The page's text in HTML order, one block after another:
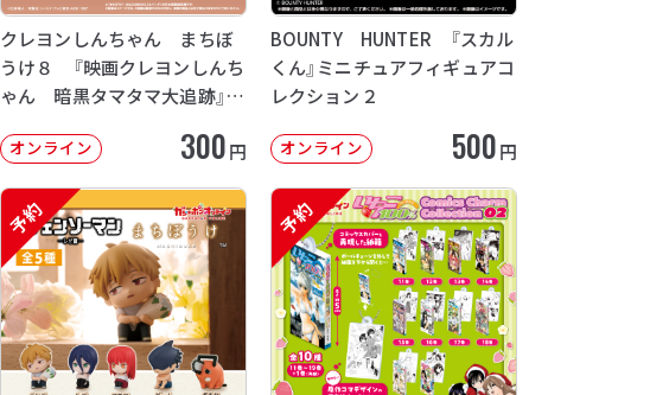
クレヨンしんちゃん まちぼ
うけ８ 『映画クレヨンしんち
ゃん 暗黒タマタマ大追跡』
オンライン 300円
BOUNTY HUNTER 『スカル
くん』ミニチュアフィギュアコ
レクション２
オンライン 500円
予約 予約